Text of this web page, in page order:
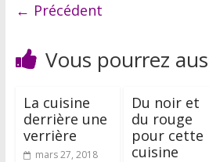
← Précédent
Vous pourrez
La cuisine
derrière une
verrière
mars 27, 2018
Du noir et
du rouge
pour cette
cuisine